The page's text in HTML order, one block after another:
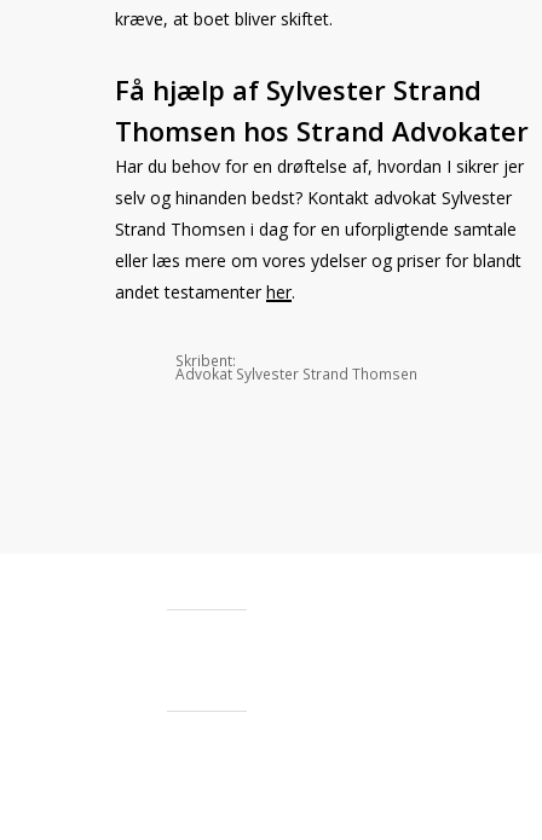
kræve, at boet bliver skiftet.
Få hjælp af Sylvester Strand
Thomsen hos Strand Advokater
Har du behov for en drøftelse af, hvordan I sikrer jer
selv og hinanden bedst? Kontakt advokat Sylvester
Strand Thomsen i dag for en uforpligtende samtale
eller læs mere om vores ydelser og priser for blandt
andet testamenterher.
Skribent:
Advokat Sylvester Strand Thomsen